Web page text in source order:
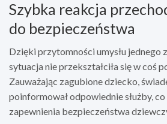
Szybka reakcja
do bezpieczeństwa
Dzięki przytomności umysłu jednego
sytuacja nie przekształciła się w coś
Zauważając zagubione dziecko,
poinformował odpowiednie służby,
zapewnienia bezpieczeństwa